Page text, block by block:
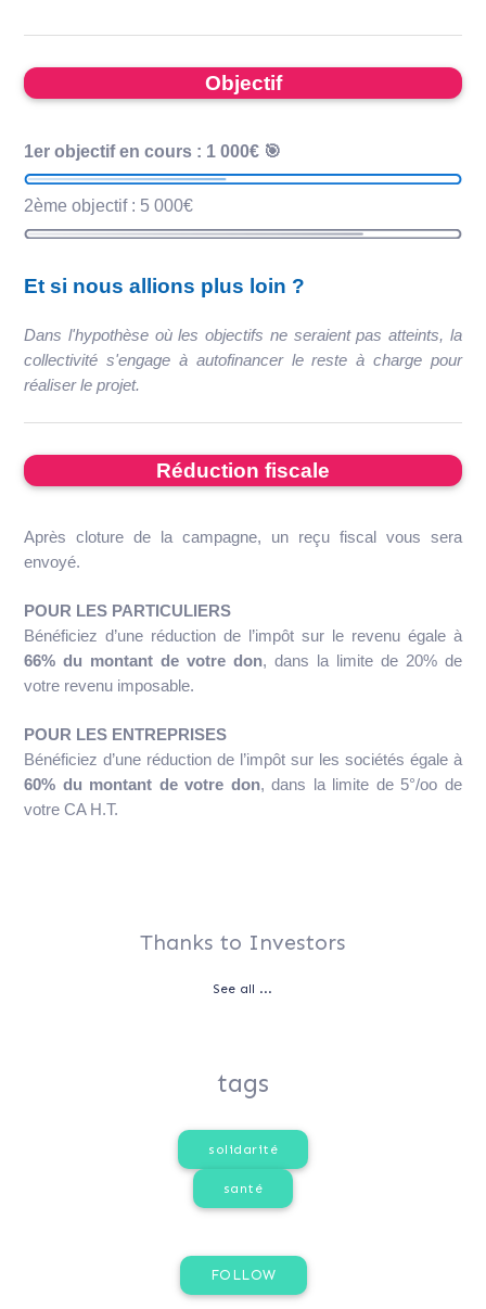
Objectif
1er objectif en cours : 1 000€ 🎯
2ème objectif : 5 000€
Et si nous allions plus loin ?
Dans l'hypothèse où les objectifs ne seraient pas atteints, la
collectivité s'engage à autofinancer le reste à charge pour
réaliser le projet.
Réduction fiscale
Après cloture de la campagne, un reçu fiscal vous sera
envoyé.
POUR LES PARTICULIERS
Bénéficiez d’une réduction de l’impôt sur le revenu égale à
66% du montant de votre don, dans la limite de 20% de
votre revenu imposable.
POUR LES ENTREPRISES
Bénéficiez d’une réduction de l’impôt sur les sociétés égale à
60% du montant de votre don, dans la limite de 5°/oo de
votre CA H.T.
Thanks to Investors
See all ...
tags
solidarité
santé